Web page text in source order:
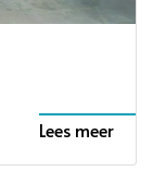
Lees meer